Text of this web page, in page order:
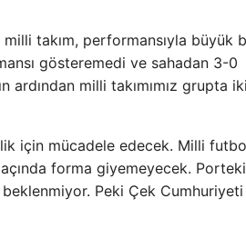
takım, performansıyla büyük
gösteremedi ve sahadan 3-0
ardından milli takımımız grupta
için mücadele edecek. Milli
forma giyemeyecek.
Peki Çek Cumhuriyeti